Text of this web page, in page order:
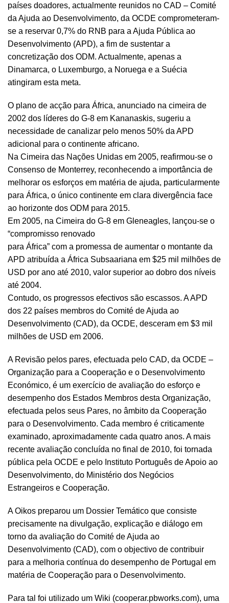
países doadores, actualmente reunidos no CAD – Comité
da Ajuda ao Desenvolvimento, da OCDE comprometeram-
se a reservar 0,7% do RNB para a Ajuda Pública ao
Desenvolvimento (APD), a fim de sustentar a
concretização dos ODM. Actualmente, apenas a
Dinamarca, o Luxemburgo, a Noruega e a Suécia
atingiram esta meta.
O plano de acção para África, anunciado na cimeira de
2002 dos líderes do G-8 em Kananaskis, sugeriu a
necessidade de canalizar pelo menos 50% da APD
adicional para o continente africano.
Na Cimeira das Nações Unidas em 2005, reafirmou-se o
Consenso de Monterrey, reconhecendo a importância de
melhorar os esforços em matéria de ajuda, particularmente
para África, o único continente em clara divergência face
ao horizonte dos ODM para 2015.
Em 2005, na Cimeira do G-8 em Gleneagles, lançou-se o
“compromisso renovado
para África” com a promessa de aumentar o montante da
APD atribuída a África Subsaariana em $25 mil milhões de
USD por ano até 2010, valor superior ao dobro dos níveis
até 2004.
Contudo, os progressos efectivos são escassos. A APD
dos 22 países membros do Comité de Ajuda ao
Desenvolvimento (CAD), da OCDE, desceram em $3 mil
milhões de USD em 2006.
A Revisão pelos pares, efectuada pelo CAD, da OCDE –
Organização para a Cooperação e o Desenvolvimento
Económico, é um exercício de avaliação do esforço e
desempenho dos Estados Membros desta Organização,
efectuada pelos seus Pares, no âmbito da Cooperação
para o Desenvolvimento. Cada membro é criticamente
examinado, aproximadamente cada quatro anos. A mais
recente avaliação concluída no final de 2010, foi tornada
pública pela OCDE e pelo Instituto Português de Apoio ao
Desenvolvimento, do Ministério dos Negócios
Estrangeiros e Cooperação.
A Oikos preparou um Dossier Temático que consiste
precisamente na divulgação, explicação e diálogo em
torno da avaliação do Comité de Ajuda ao
Desenvolvimento (CAD), com o objectivo de contribuir
para a melhoria contínua do desempenho de Portugal em
matéria de Cooperação para o Desenvolvimento.
Para tal foi utilizado um Wiki (cooperar.pbworks.com), uma